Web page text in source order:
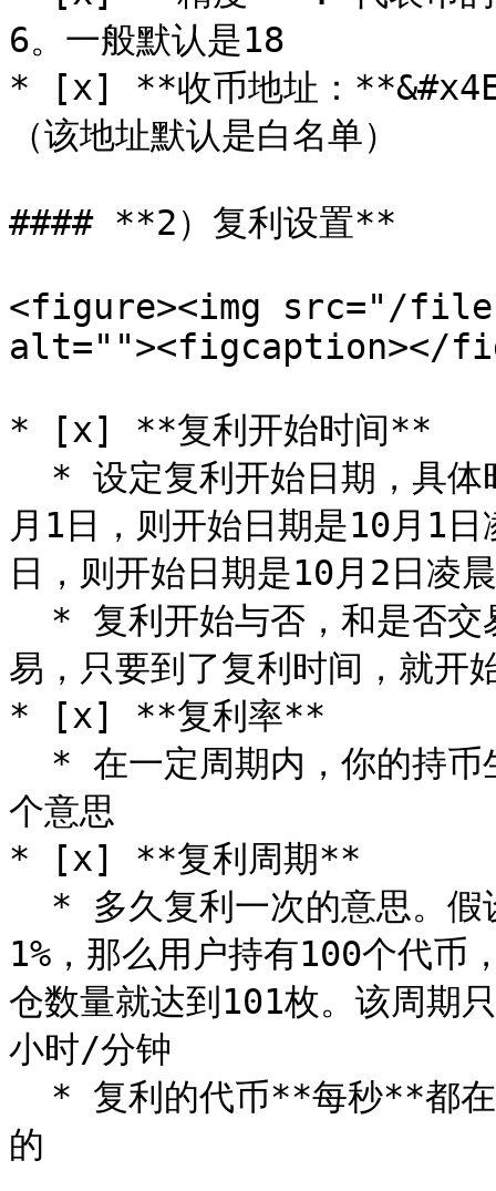
6。一般默认是18
* [x] **收币地址：
（该地址默认是白名单）
#### **2）复利设置**
<figure><img src="/
alt=""><figcaption></
* [x] **复利开始时间**
月1日，则开始日期是10月1
日，则开始日期是10月2日凌
易，只要到了复利时间，就开
* [x] **复利率**
个意思
* [x] **复利周期**
1%，那么用户持有100个代币
仓数量就达到101枚。该周期
小时/分钟
的